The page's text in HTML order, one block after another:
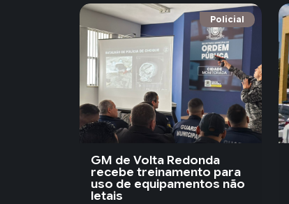
Policial
GM de Volta Redonda
recebe treinamento para
uso de equipamentos não
letais